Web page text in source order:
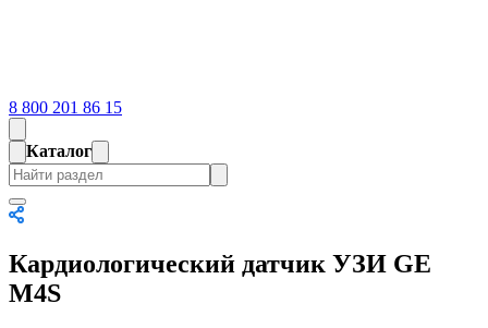
8 800 201 86 15
Каталог
Кардиологический датчик УЗИ GE
M4S